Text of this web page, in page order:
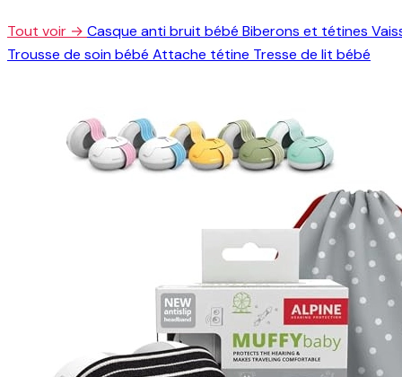
Tout voir → Casque anti bruit bébé Biberons et tétines
Trousse de soin bébé Attache tétine Tresse de lit bébé